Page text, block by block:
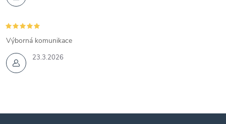
23.3.2026
Výborná komunikace